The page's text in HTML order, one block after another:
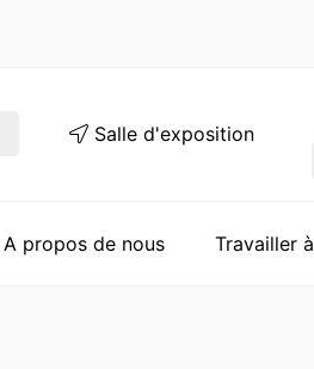
Salle d'exposition
A propos de nous Travailler à